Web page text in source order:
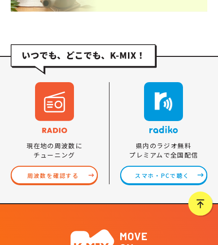
現在地の周波数に
チューニング
周波数を確認する
県内のラジオ無料
プレミアムで全国配信
スマホ・PCで聴く